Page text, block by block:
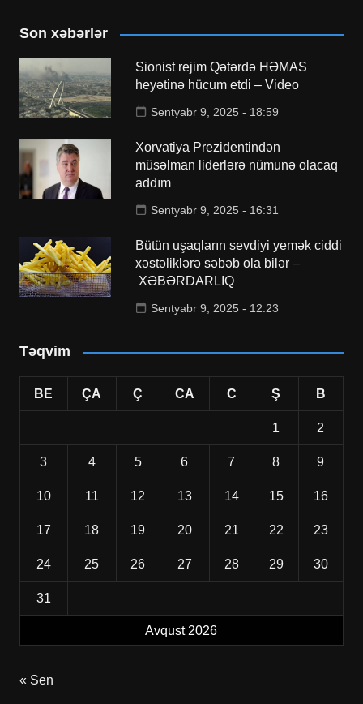
Son xəbərlər
Sionist rejim Qətərdə HƏMAS
heyətinə hücum etdi – Video
Sentyabr 9, 2025 - 18:59
Xorvatiya Prezidentindən
müsəlman liderlərə nümunə olacaq
addım
Sentyabr 9, 2025 - 16:31
Bütün uşaqların sevdiyi yemək ciddi
xəstəliklərə səbəb ola bilər –
XƏBƏRDARLIQ
Sentyabr 9, 2025 - 12:23
Təqvim
Avqust 2026
BE ÇA Ç CA C Ş B
1 2
3 4 5 6 7 8 9
10 11 12 13 14 15 16
17 18 19 20 21 22 23
24 25 26 27 28 29 30
31
« Sen